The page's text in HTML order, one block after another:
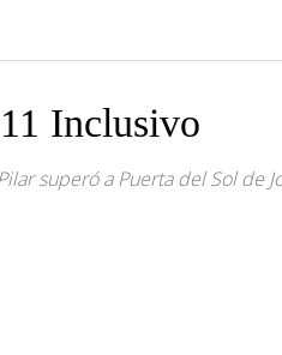
Inclusivo
superó a Puerta del Sol de